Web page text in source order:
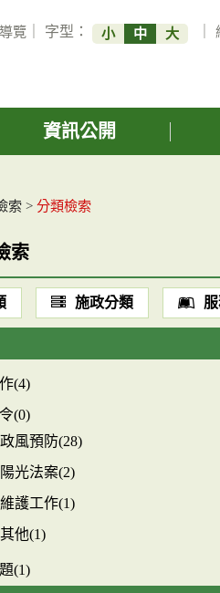
覽 ｜ 字型： 小 中 大 ｜
資訊公開
索 > 分類檢索
索
施政分類
(4)
(0)
政風預防(28)
陽光法案(2)
維護工作(1)
其他(1)
(1)